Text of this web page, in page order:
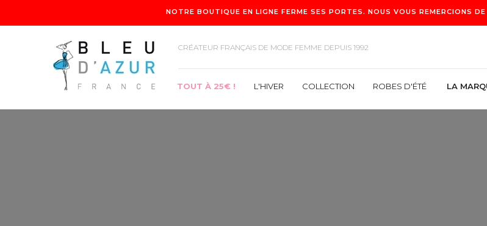
NOTRE BOUTIQUE EN LIGNE FERME SES PORTES. NOUS VOUS REMERCIONS
CRÉATEUR FRANÇAIS DE MODE FEMME DEPUIS 1992
TOUT À 25€ ! L'HIVER COLLECTION ROBES D'ÉTÉ LA